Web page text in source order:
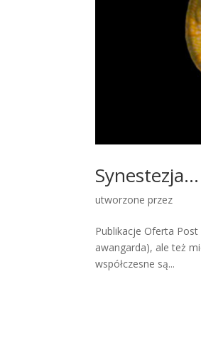
utworzone przez
Publikacje Oferta
awangarda), ale też
współczesne są...